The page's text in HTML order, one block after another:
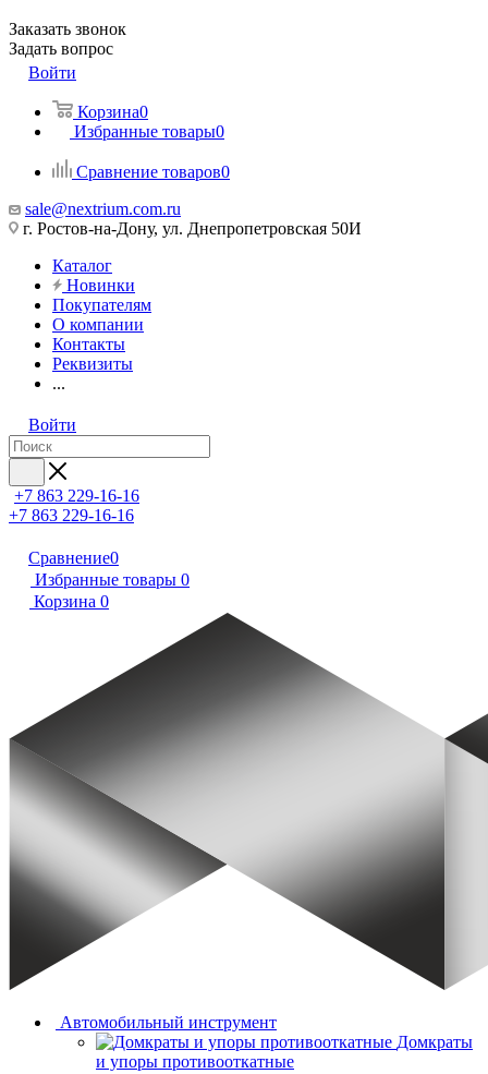
Заказать звонок
Задать вопрос
Войти
Корзина0
Избранные товары0
Сравнение товаров0
sale@nextrium.com.ru
г. Ростов-на-Дону, ул. Днепропетровская 50И
Каталог
Новинки
Покупателям
О компании
Контакты
Реквизиты
...
Войти
+7 863 229-16-16
+7 863 229-16-16
Сравнение0
Избранные товары 0
Корзина 0
Автомобильный инструмент
Домкраты
и упоры противооткатные